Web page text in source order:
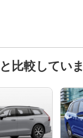
比較してい